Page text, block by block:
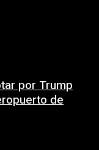
por Trump
de